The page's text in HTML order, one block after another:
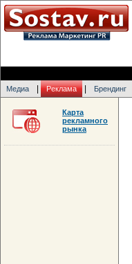
Медиа Реклама Брендинг
Карта
рекламного
рынка